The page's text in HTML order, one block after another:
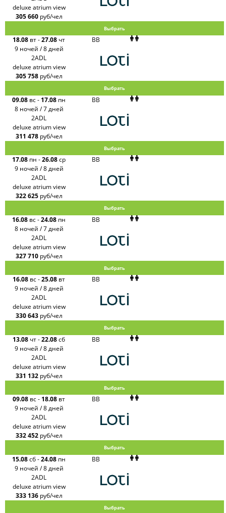
deluxe atrium view
305 660 руб/чел
Выбрать
18.08 вт-27.08 чт
9 ночей / 8 дней
BB
2ADL
deluxe atrium view
305 758 руб/чел
Выбрать
09.08 вс- 17.08 пн
8 ночей / 7 дней
BB
2ADL
deluxe atrium view
311 478 руб/чел
Выбрать
17.08 пн -26.08ср
9 ночей / 8 дней
BB
2ADL
deluxe atrium view
322 625 руб/чел
Выбрать
16.08 вс-24.08 пн
8 ночей / 7 дней
BB
2ADL
deluxe atrium view
327 710 руб/чел
Выбрать
16.08 вс-25.08 вт
9 ночей / 8 дней
BB
2ADL
deluxe atrium view
330 643 руб/чел
Выбрать
13.08 чт-22.08сб
9 ночей / 8 дней
BB
2ADL
deluxe atrium view
331 132 руб/чел
Выбрать
09.08 вс- 18.08 вт
9 ночей / 8 дней
BB
2ADL
deluxe atrium view
332 452 руб/чел
Выбрать
15.08сб-24.08 пн
9 ночей / 8 дней
BB
2ADL
deluxe atrium view
333 136 руб/чел
Выбрать